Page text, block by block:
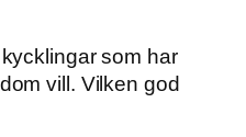
som har
vill. Vilken god